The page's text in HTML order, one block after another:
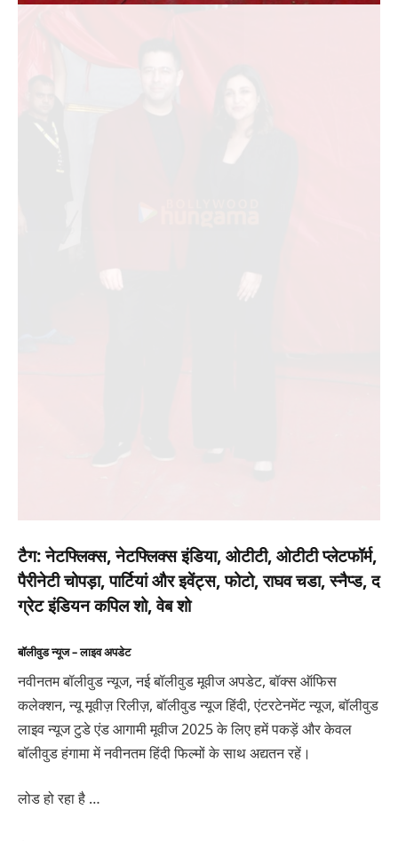
टैग:नेटफ्लिक्स, नेटफ्लिक्स इंडिया, ओटीटी, ओटीटी प्लेटफॉर्म,
पैरीनेटी चोपड़ा, पार्टियां और इवेंट्स, फोटो, राघव चडा, स्नैप्ड, द
ग्रेट इंडियन कपिल शो, वेब शो
बॉलीवुड न्यूज – लाइव अपडेट
नवीनतम बॉलीवुड न्यूज, नई बॉलीवुड मूवीज अपडेट, बॉक्स ऑफिस
कलेक्शन, न्यू मूवीज़ रिलीज़, बॉलीवुड न्यूज हिंदी, एंटरटेनमेंट न्यूज, बॉलीवुड
लाइव न्यूज टुडे एंड आगामी मूवीज 2025 के लिए हमें पकड़ें और केवल
बॉलीवुड हंगामा में नवीनतम हिंदी फिल्मों के साथ अद्यतन रहें।
लोड हो रहा है …